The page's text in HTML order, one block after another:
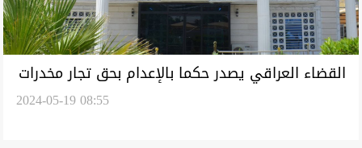
القضاء العراقي يصدر حكما بالإعدام بحق تجار مخدرات
2024-05-19 08:55